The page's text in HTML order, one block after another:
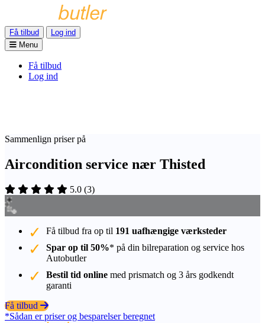
Få tilbud
Log ind
Menu
Få tilbud
Log ind
Sammenlign priser på
Aircondition service nær Thisted
5.0 (3)
Få tilbud fra op til 191 uafhængige værksteder
Spar op til 50%* på din bilreparation og service hos
Autobutler
Bestil tid online med prismatch og 3 års godkendt
garanti
Få tilbud
*Sådan er priser og besparelser beregnet